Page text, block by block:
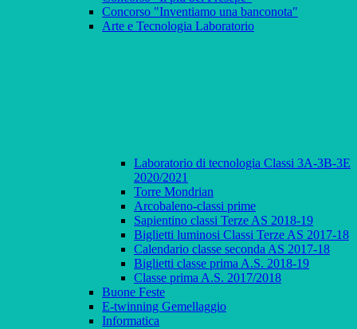
Concorso "Inventiamo una banconota"
Arte e Tecnologia Laboratorio
Laboratorio di tecnologia Classi 3A-3B-3E
2020/2021
Torre Mondrian
Arcobaleno-classi prime
Sapientino classi Terze AS 2018-19
Biglietti luminosi Classi Terze AS 2017-18
Calendario classe seconda AS 2017-18
Biglietti classe prima A.S. 2018-19
Classe prima A.S. 2017/2018
Buone Feste
E-twinning Gemellaggio
Informatica